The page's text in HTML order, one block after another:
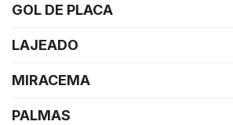
GOL DE PLACA
LAJEADO
MIRACEMA
PALMAS